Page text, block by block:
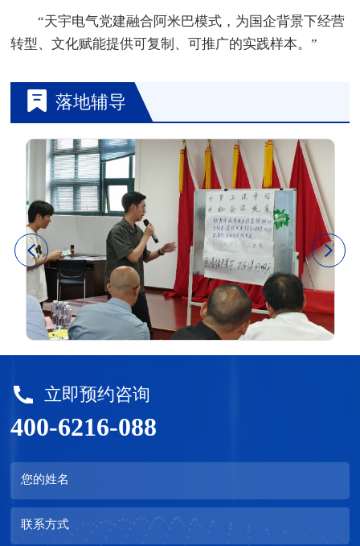
“天宇电气党建融合阿米巴模式，为国企背景下经营
转型、文化赋能提供可复制、可推广的实践样本。”
落地辅导
立即预约咨询
400-6216-088
您的姓名
联系方式